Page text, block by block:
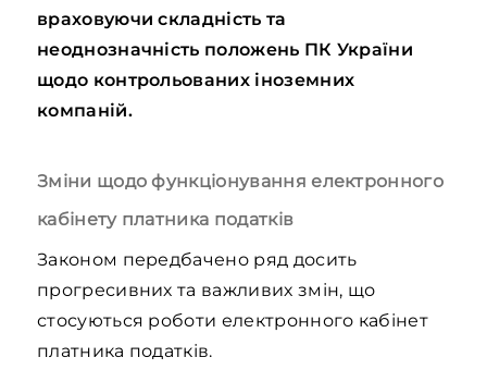
враховуючи складність та
неоднозначність положень ПК України
щодо контрольованих іноземних
компаній.
Зміни щодо функціонування електронного
кабінету платника податків
Законом передбачено ряд досить
прогресивних та важливих змін, що
стосуються роботи електронного кабінет
платника податків.